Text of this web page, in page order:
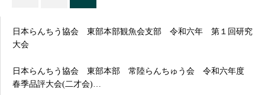
日本らんちう協会 東部本部観魚会支部 令和六年 第１回研究
大会
日本らんちう協会 東部本部 常陸らんちゅう会 令和六年度
春季品評大会(二才会)…